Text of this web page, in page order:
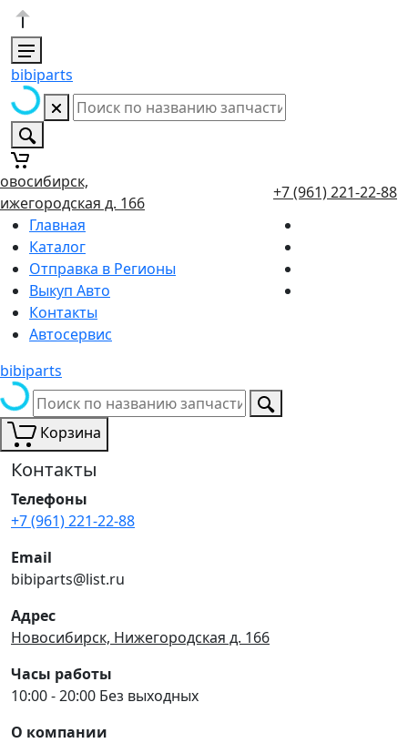
bibiparts
д. 166
+7 (961) 221-22-88
Главная
Каталог
Отправка в Регионы
Выкуп Авто
Контакты
Автосервис
bibiparts
Корзина
Контакты
Телефоны
+7 (961) 221-22-88
Email
bibiparts@list.ru
Адрес
Новосибирск, Нижегородская д. 166
Часы работы
10:00 - 20:00 Без выходных
О компании